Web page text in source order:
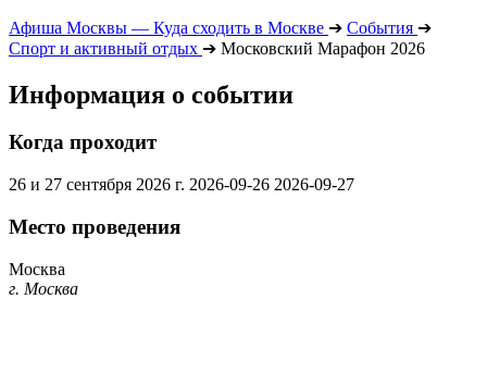
Афиша Москвы — Куда сходить в Москве ➔ События ➔
Спорт и активный отдых ➔ Московский Марафон 2026
Информация о событии
Когда проходит
26 и 27 сентября 2026 г. 2026-09-26 2026-09-27
Место проведения
Москва
г. Москва